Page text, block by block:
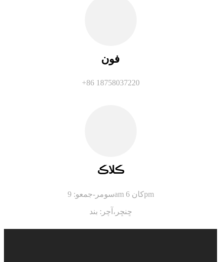
فون
+86 18758037220
ڪلاڪ
سومر-جمعو: 9am کان 6pm
ڇنڇر، آچر: بند